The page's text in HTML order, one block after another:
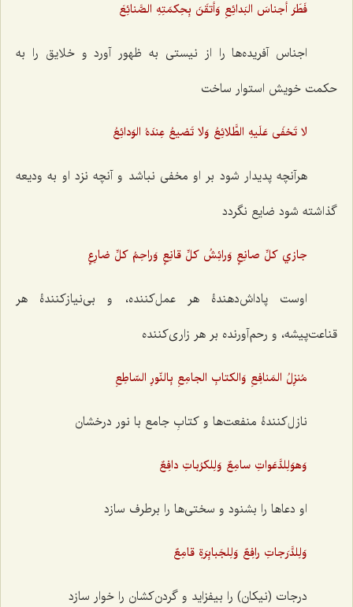
فَطَرَ أجناسَ البَدائِعِ وَأتقَنَ بِحِكمَتِهِ الصَّنائِعَ
اجناس آفریده‌ها را از نیستی به ظهور آورد و خلایق را به
حکمت خویش استوار ساخت
لا تَخفَى عَلَيهِ الطَّلائِعُ وَلا تَضيعُ عِندَهُ الوَدائِعُ
هرآنچه پدیدار شود بر او مخفی نباشد و آنچه نزد او به ودیعه
گذاشته شود ضایع نگردد
جازي كلِّ صانِعٍ وَرائِشُ كلِّ قانِعٍ وَراحِمُ كلِّ ضارِعٍ
اوست پاداش‌دهندۀ هر عمل‌کننده، و بی‌نیازکنندۀ هر
قناعت‌پیشه، و رحم‌آورنده بر هر زاری‌کننده‌
مُنزِلُ المَنافِعِ وَالكتابِ الجامِعِ بِالنّورِ السّاطِعِ
نازل‌کنندۀ منفعت‌ها و کتابِ جامع با نور درخشان
وَهوَلِلدَّعَواتِ سامِعٌ وَلِلكرُباتِ دافِعٌ
او دعاها را بشنود و سختی‌ها را برطرف ‌سازد
وَلِلدَّرَجاتِ رافِعٌ وَلِلجَبابِرَةِ قامِعٌ
درجات (نیکان) را بیفزاید و گردن‌کشان را خوار سازد